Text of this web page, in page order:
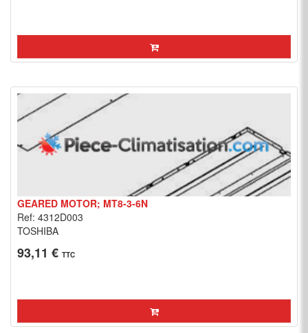
GEARED MOTOR; MT8-3-6N
Ref: 4312D003
TOSHIBA
93,11 € TTC